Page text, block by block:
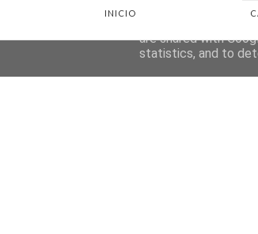
INICIO
This site uses
are shared with
statistics, and to